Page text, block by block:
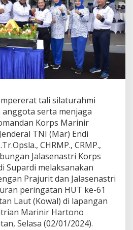
tali silaturahmi
serta menjaga
Korps Marinir
TNI (Mar) Endi
CHRMP., CRMP.,
Jalasenastri Korps
Supardi melaksanakan
Prajurit dan Jalasenastri
peringatan HUT ke-61
Laut (Kowal) di lapangan
Marinir Hartono
Selasa (02/01/2024).